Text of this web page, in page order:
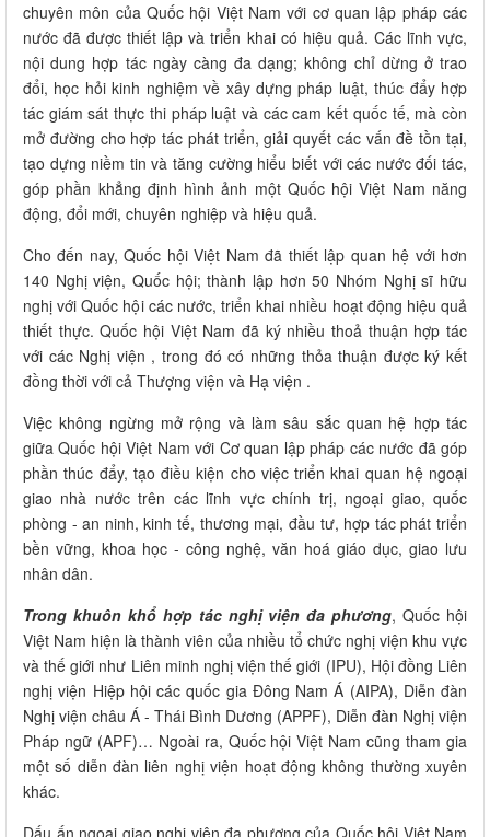
chuyên môn của Quốc hội Việt Nam với cơ quan lập pháp các
nước đã được thiết lập và triển khai có hiệu quả. Các lĩnh vực,
nội dung hợp tác ngày càng đa dạng; không chỉ dừng ở trao
đổi, học hỏi kinh nghiệm về xây dựng pháp luật, thúc đẩy hợp
tác giám sát thực thi pháp luật và các cam kết quốc tế, mà còn
mở đường cho hợp tác phát triển, giải quyết các vấn đề tồn tại,
tạo dựng niềm tin và tăng cường hiểu biết với các nước đối tác,
góp phần khẳng định hình ảnh một Quốc hội Việt Nam năng
động, đổi mới, chuyên nghiệp và hiệu quả.
Cho đến nay, Quốc hội Việt Nam đã thiết lập quan hệ với hơn
140 Nghị viện, Quốc hội; thành lập hơn 50 Nhóm Nghị sĩ hữu
nghị với Quốc hội các nước, triển khai nhiều hoạt động hiệu quả
thiết thực. Quốc hội Việt Nam đã ký nhiều thoả thuận hợp tác
với các Nghị viện , trong đó có những thỏa thuận được ký kết
đồng thời với cả Thượng viện và Hạ viện .
Việc không ngừng mở rộng và làm sâu sắc quan hệ hợp tác
giữa Quốc hội Việt Nam với Cơ quan lập pháp các nước đã góp
phần thúc đẩy, tạo điều kiện cho việc triển khai quan hệ ngoại
giao nhà nước trên các lĩnh vực chính trị, ngoại giao, quốc
phòng - an ninh, kinh tế, thương mại, đầu tư, hợp tác phát triển
bền vững, khoa học - công nghệ, văn hoá giáo dục, giao lưu
nhân dân.
Trong khuôn khổ hợp tác nghị viện đa phương, Quốc hội
Việt Nam hiện là thành viên của nhiều tổ chức nghị viện khu vực
và thế giới như Liên minh nghị viện thế giới (IPU), Hội đồng Liên
nghị viện Hiệp hội các quốc gia Đông Nam Á (AIPA), Diễn đàn
Nghị viện châu Á - Thái Bình Dương (APPF), Diễn đàn Nghị viện
Pháp ngữ (APF)… Ngoài ra, Quốc hội Việt Nam cũng tham gia
một số diễn đàn liên nghị viện hoạt động không thường xuyên
khác.